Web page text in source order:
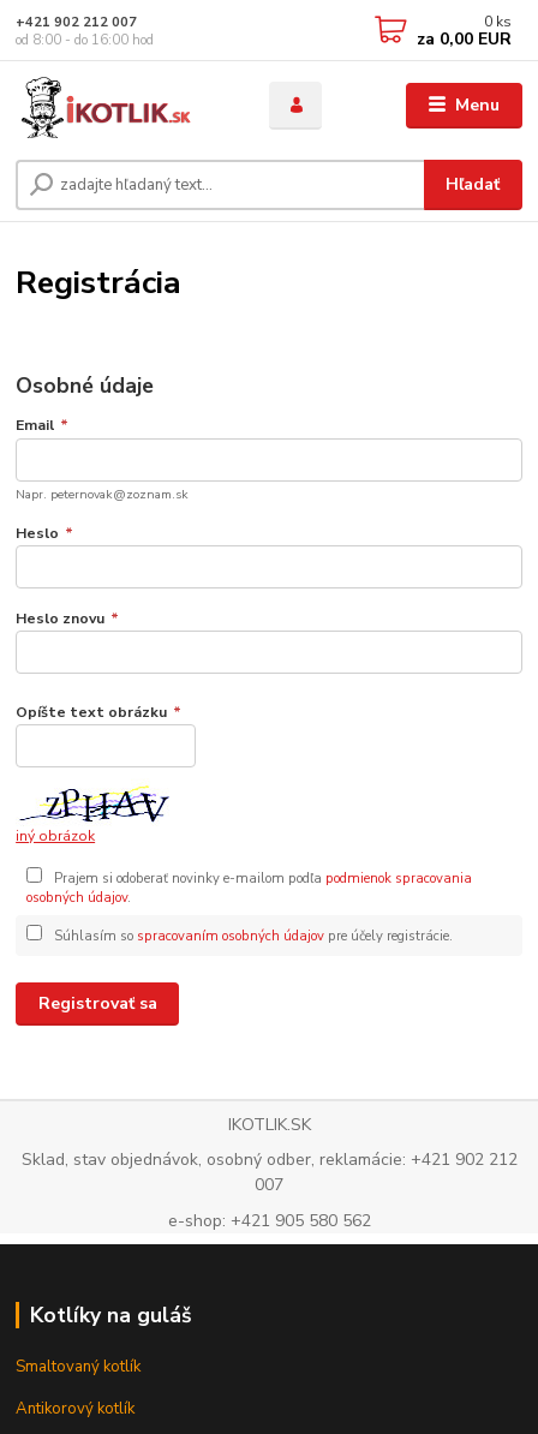
Menu
Hľadať
+421 902 212 007
od 8:00 - do 16:00 hod
0 ks
za 0,00 EUR
Registrácia
Osobné údaje
Email *
Napr. peternovak@zoznam.sk
Heslo *
Heslo znovu *
Opíšte text obrázku *
iný obrázok
Prajem si odoberať novinky e-mailom podľa podmienok spracovania
osobných údajov.
Súhlasím so spracovaním osobných údajovpre účely registrácie.
Registrovať sa
IKOTLIK.SK
Sklad, stav objednávok, osobný odber, reklamácie: +421 902 212
007
e-shop: +421 905 580 562
Kotlíky na guláš
Smaltovaný kotlík
Antikorový kotlík